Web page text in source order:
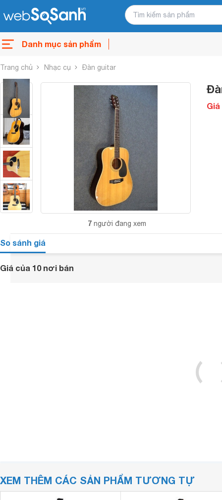
Danh mục sản phẩm
Trang chủ Nhạc cụ Đàn guitar
7 người đang xem
Giá
So sánh giá
Giá của 10 nơi bán
XEM THÊM CÁC SẢN PHẨM TƯƠNG TỰ